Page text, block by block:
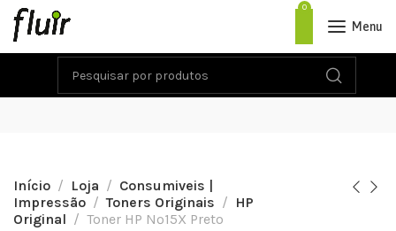
0
Menu
Início Loja
Consumiveis |
Impressão
Toners Originais
HP
Original
Toner HP Nº15X Preto